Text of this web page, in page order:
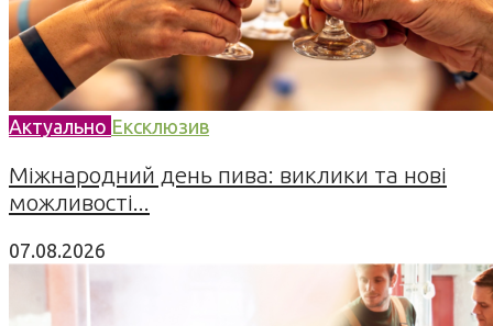
Актуально Ексклюзив
Міжнародний день пива: виклики та нові
можливості...
07.08.2026